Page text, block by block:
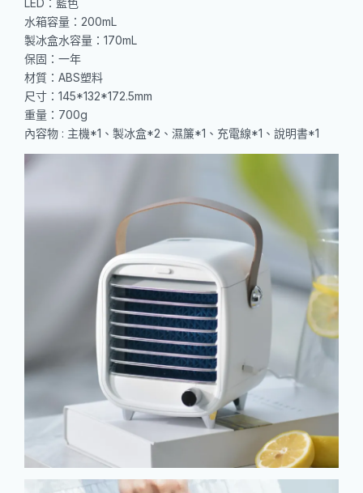
LED：藍色
水箱容量：200mL
製冰盒水容量：170mL
保固：一年
材質：ABS塑料
尺寸：145*132*172.5mm
重量：700g
內容物 : 主機*1、製冰盒*2、濕簾*1、充電線*1、說明書*1